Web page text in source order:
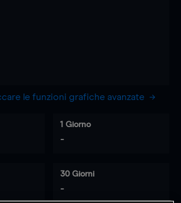
le funzioni grafiche avanzate
1 Giorno
-
30 Giorni
-